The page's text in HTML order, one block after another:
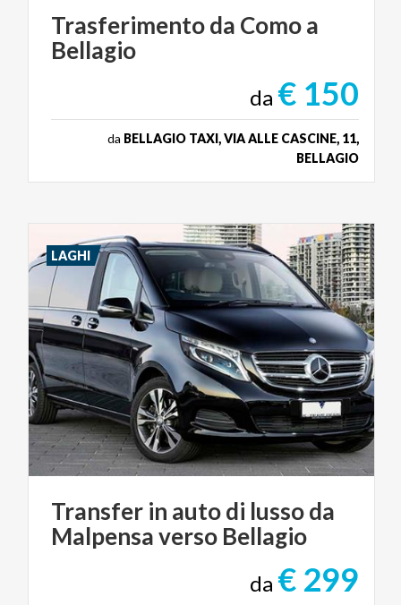
Trasferimentoda Comoa
Bellagio
da € 150
da BELLAGIO TAXI, VIA ALLE CASCINE, 11,
BELLAGIO
Transfer in autodi lussoda
Malpensaverso Bellagio
da € 299
LAGHI